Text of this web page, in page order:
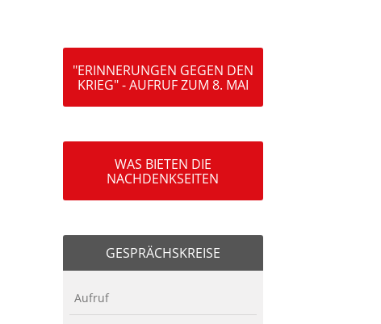
"ERINNERUNGEN GEGEN DEN
KRIEG" - AUFRUF ZUM 8. MAI
WAS BIETEN DIE
NACHDENKSEITEN
GESPRÄCHSKREISE
Aufruf